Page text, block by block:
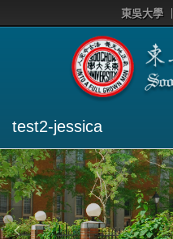
東吳大學
test2-jessica